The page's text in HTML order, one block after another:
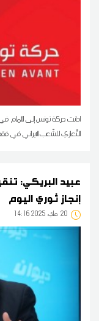
ادانت حركة تونس إلى الأمام في
التّعازي للشّعب الايراني في
عبيد البريكي:
إنجاز ثوري اليوم
20 14:16 2025 ماي